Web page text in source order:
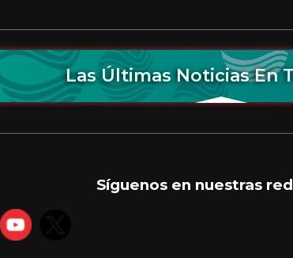
Las Últimas Noticias En
Síguenos en nuestras